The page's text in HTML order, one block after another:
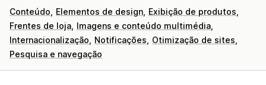
Conteúdo Elementos de design Exibição de produtos
Frentes de loja Imagens e conteúdo multimédia
Internacionalização
Notificações
Otimização de sites
Pesquisa e navegação